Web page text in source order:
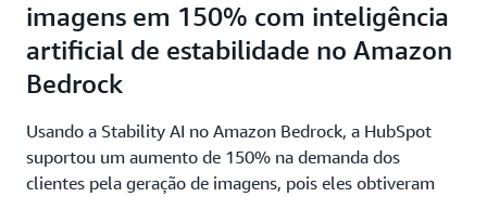
imagens em 150% com inteligência
artificial de estabilidade no Amazon
Bedrock
Usando a Stability AI no Amazon Bedrock, a HubSpot
suportou um aumento de 150% na demanda dos
clientes pela geração de imagens, pois eles obtiveram